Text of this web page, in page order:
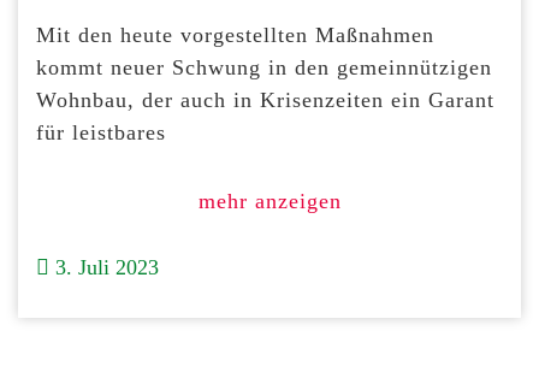
Mit den heute vorgestellten Maßnahmen
kommt neuer Schwung in den gemeinnützigen
Wohnbau, der auch in Krisenzeiten ein Garant
für leistbares
mehr anzeigen
3. Juli 2023